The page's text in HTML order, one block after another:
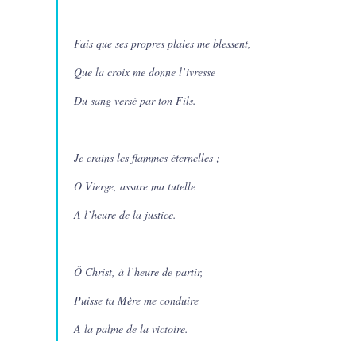
Fais que ses propres plaies me blessent,
Que la croix me donne l’ivresse
Du sang versé par ton Fils.
Je crains les flammes éternelles ;
O Vierge, assure ma tutelle
A l’heure de la justice.
Ô Christ, à l’heure de partir,
Puisse ta Mère me conduire
A la palme de la victoire.